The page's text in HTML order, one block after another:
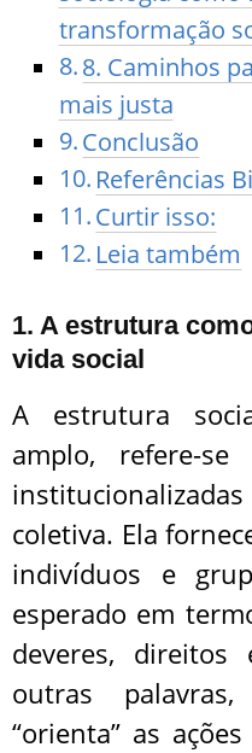
transformação
8. Caminhos
mais justa
Conclusão
Referências
Curtir isso:
Leia também
1. A estrutura
vida social
A estrutura
amplo, refere-
coletiva. Ela
indivíduos e
esperado em
deveres, direitos
outras
“orienta” as